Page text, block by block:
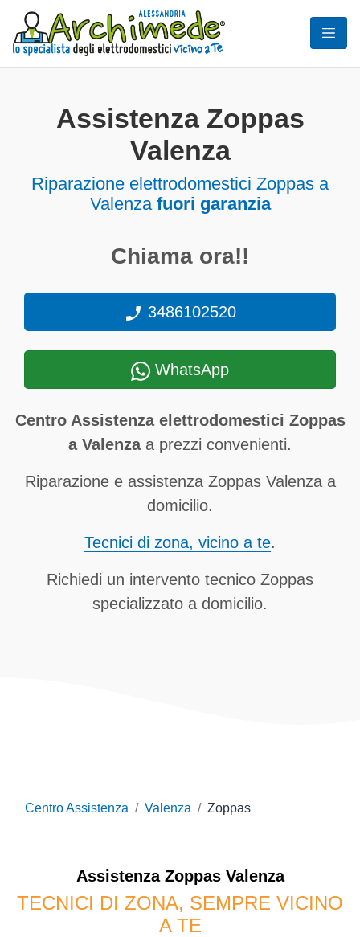
Assistenza Zoppas
Valenza
Riparazione elettrodomestici Zoppas a
Valenza fuori garanzia
Chiama ora!!
3486102520
WhatsApp
Centro Assistenza elettrodomestici Zoppas
a Valenzaa prezzi convenienti.
Riparazione e assistenza Zoppas Valenza a
domicilio.
Tecnici di zona, vicino a te.
Richiedi un intervento tecnico Zoppas
specializzato a domicilio.
Centro Assistenza Valenza Zoppas
Assistenza ZoppasValenza
TECNICI DI ZONA, SEMPRE VICINO
A TE